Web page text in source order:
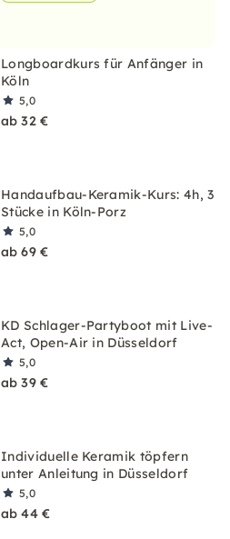
Longboardkurs für Anfänger in
Köln
5,0
ab 32 €
Handaufbau-Keramik-Kurs: 4h, 3
Stücke in Köln-Porz
5,0
ab 69 €
KD Schlager-Partyboot mit Live-
Act, Open-Air in Düsseldorf
5,0
ab 39 €
Individuelle Keramik töpfern
unter Anleitung in Düsseldorf
5,0
ab 44 €